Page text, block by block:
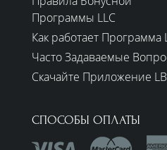
Программы LLC
Как работает Программа
Часто Задаваемые
Скачайте Приложение
СПОСОБЫ ОПЛАТЫ